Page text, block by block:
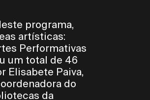
programa,
artísticas:
Performativas
um total de 46
Elisabete Paiva,
do
da